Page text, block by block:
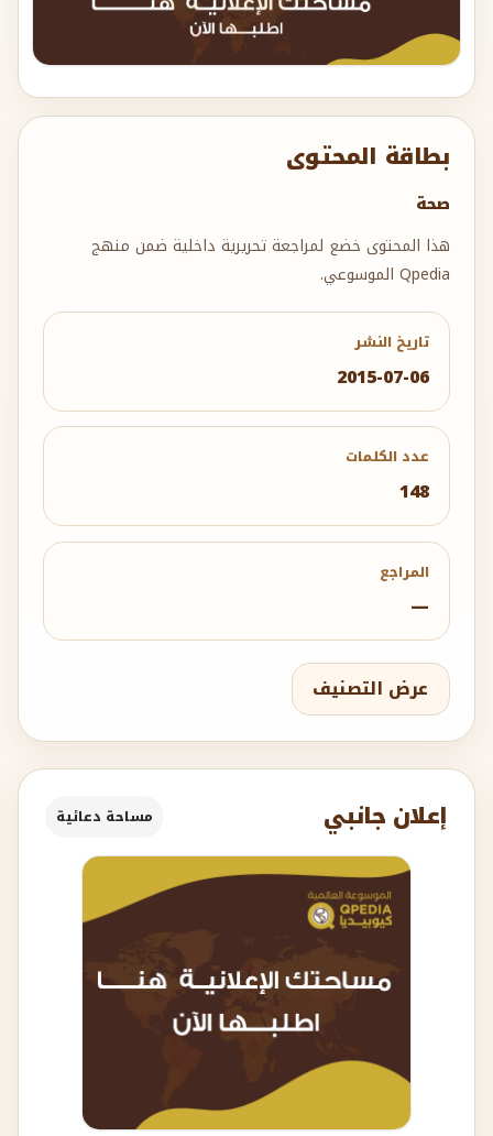
بطاقة المحتوى
صحة
هذا المحتوى خضع لمراجعة تحريرية داخلية ضمن منهج
Qpedia الموسوعي.
تاريخ النشر
2015-07-06
عدد الكلمات
148
المراجع
—
عرض التصنيف
إعلان جانبي مساحة دعائية